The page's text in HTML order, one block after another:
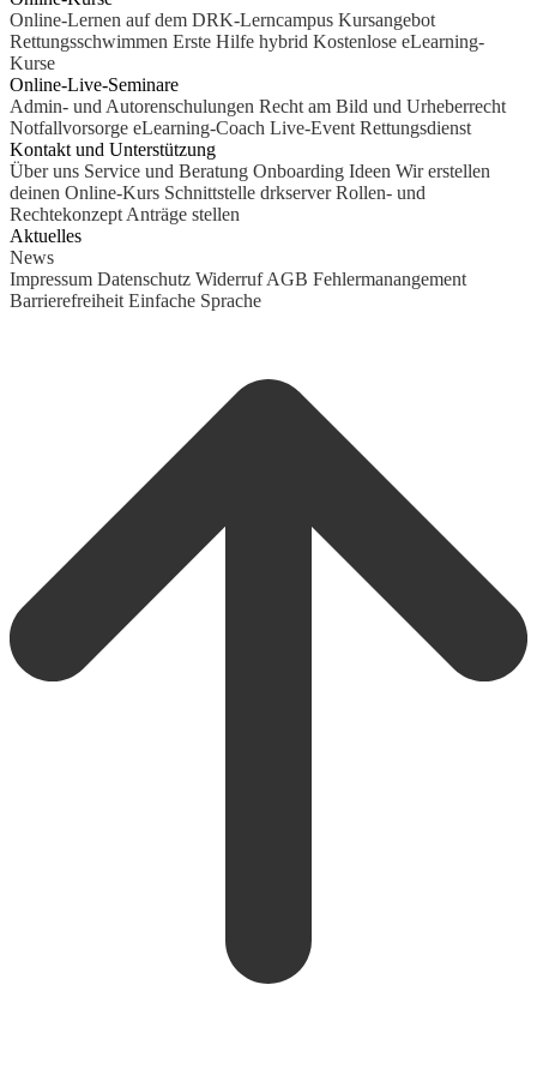
Online-Lernen auf dem DRK-Lerncampus Kursangebot
Rettungsschwimmen Erste Hilfe hybrid Kostenlose eLearning-
Kurse
Online-Live-Seminare
Admin- und Autorenschulungen Recht am Bild und Urheberrecht
Notfallvorsorge eLearning-Coach Live-Event Rettungsdienst
Kontakt und Unterstützung
Über uns Service und Beratung Onboarding Ideen Wir erstellen
deinen Online-Kurs Schnittstelle drkserver Rollen- und
Rechtekonzept Anträge stellen
Aktuelles
News
Impressum Datenschutz Widerruf AGB Fehlermanangement
Barrierefreiheit Einfache Sprache